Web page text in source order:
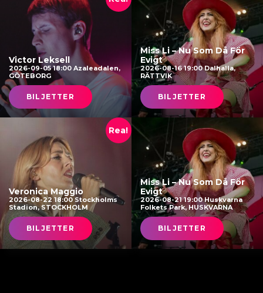
Victor Leksell
2026-09-05 18:00 Azaleadalen,
GÖTEBORG
BILJETTER
Miss Li – Nu Som Då För
Evigt
2026-08-16 19:00 Dalhalla,
RÄTTVIK
BILJETTER
Rea!
Veronica Maggio
2026-08-22 18:00 Stockholms
Stadion, STOCKHOLM
BILJETTER
Miss Li – Nu Som Då För
Evigt
2026-08-21 19:00 Huskvarna
Folkets Park, HUSKVARNA
BILJETTER